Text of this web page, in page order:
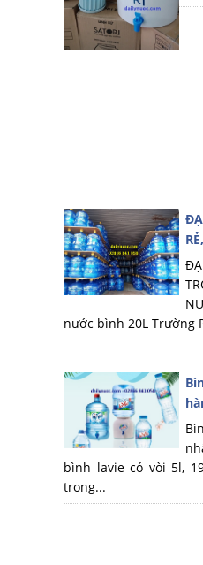
nước bình 20L Trường
bình lavie có vòi 5l,
trong...